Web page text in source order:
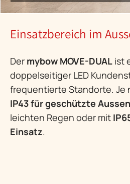
Einsatzbereich im
Der mybow MOVE-DUAL ist
doppelseitiger LED
frequentierte Standorte. Je
IP43 für geschützte
leichten Regen oder mit
Einsatz.